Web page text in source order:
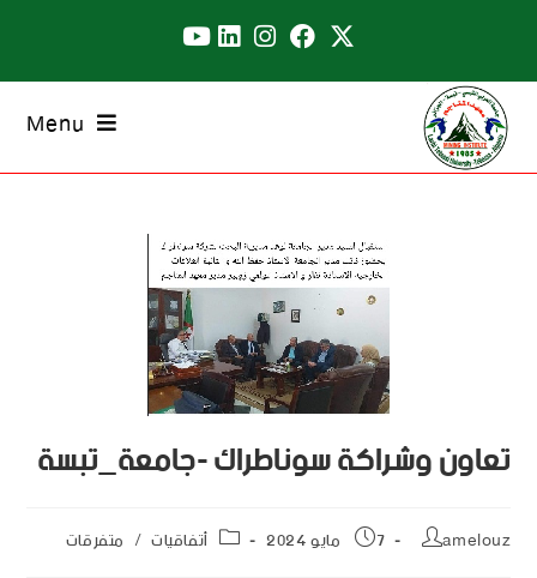
Menu
تعاون وشراكة سوناطراك -جامعة_تبسة
amelouz 7 مايو 2024 أتفاقيات / متفرقات